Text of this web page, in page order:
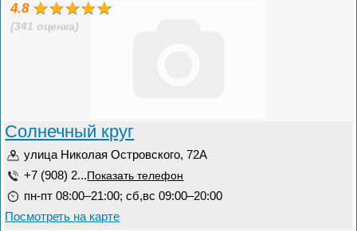
4.8
(341 оценка)
Солнечный круг
улица Николая Островского, 72А
+7 (908) 2... Показать телефон
пн-пт 08:00–21:00; сб,вс 09:00–20:00
Посмотреть на карте